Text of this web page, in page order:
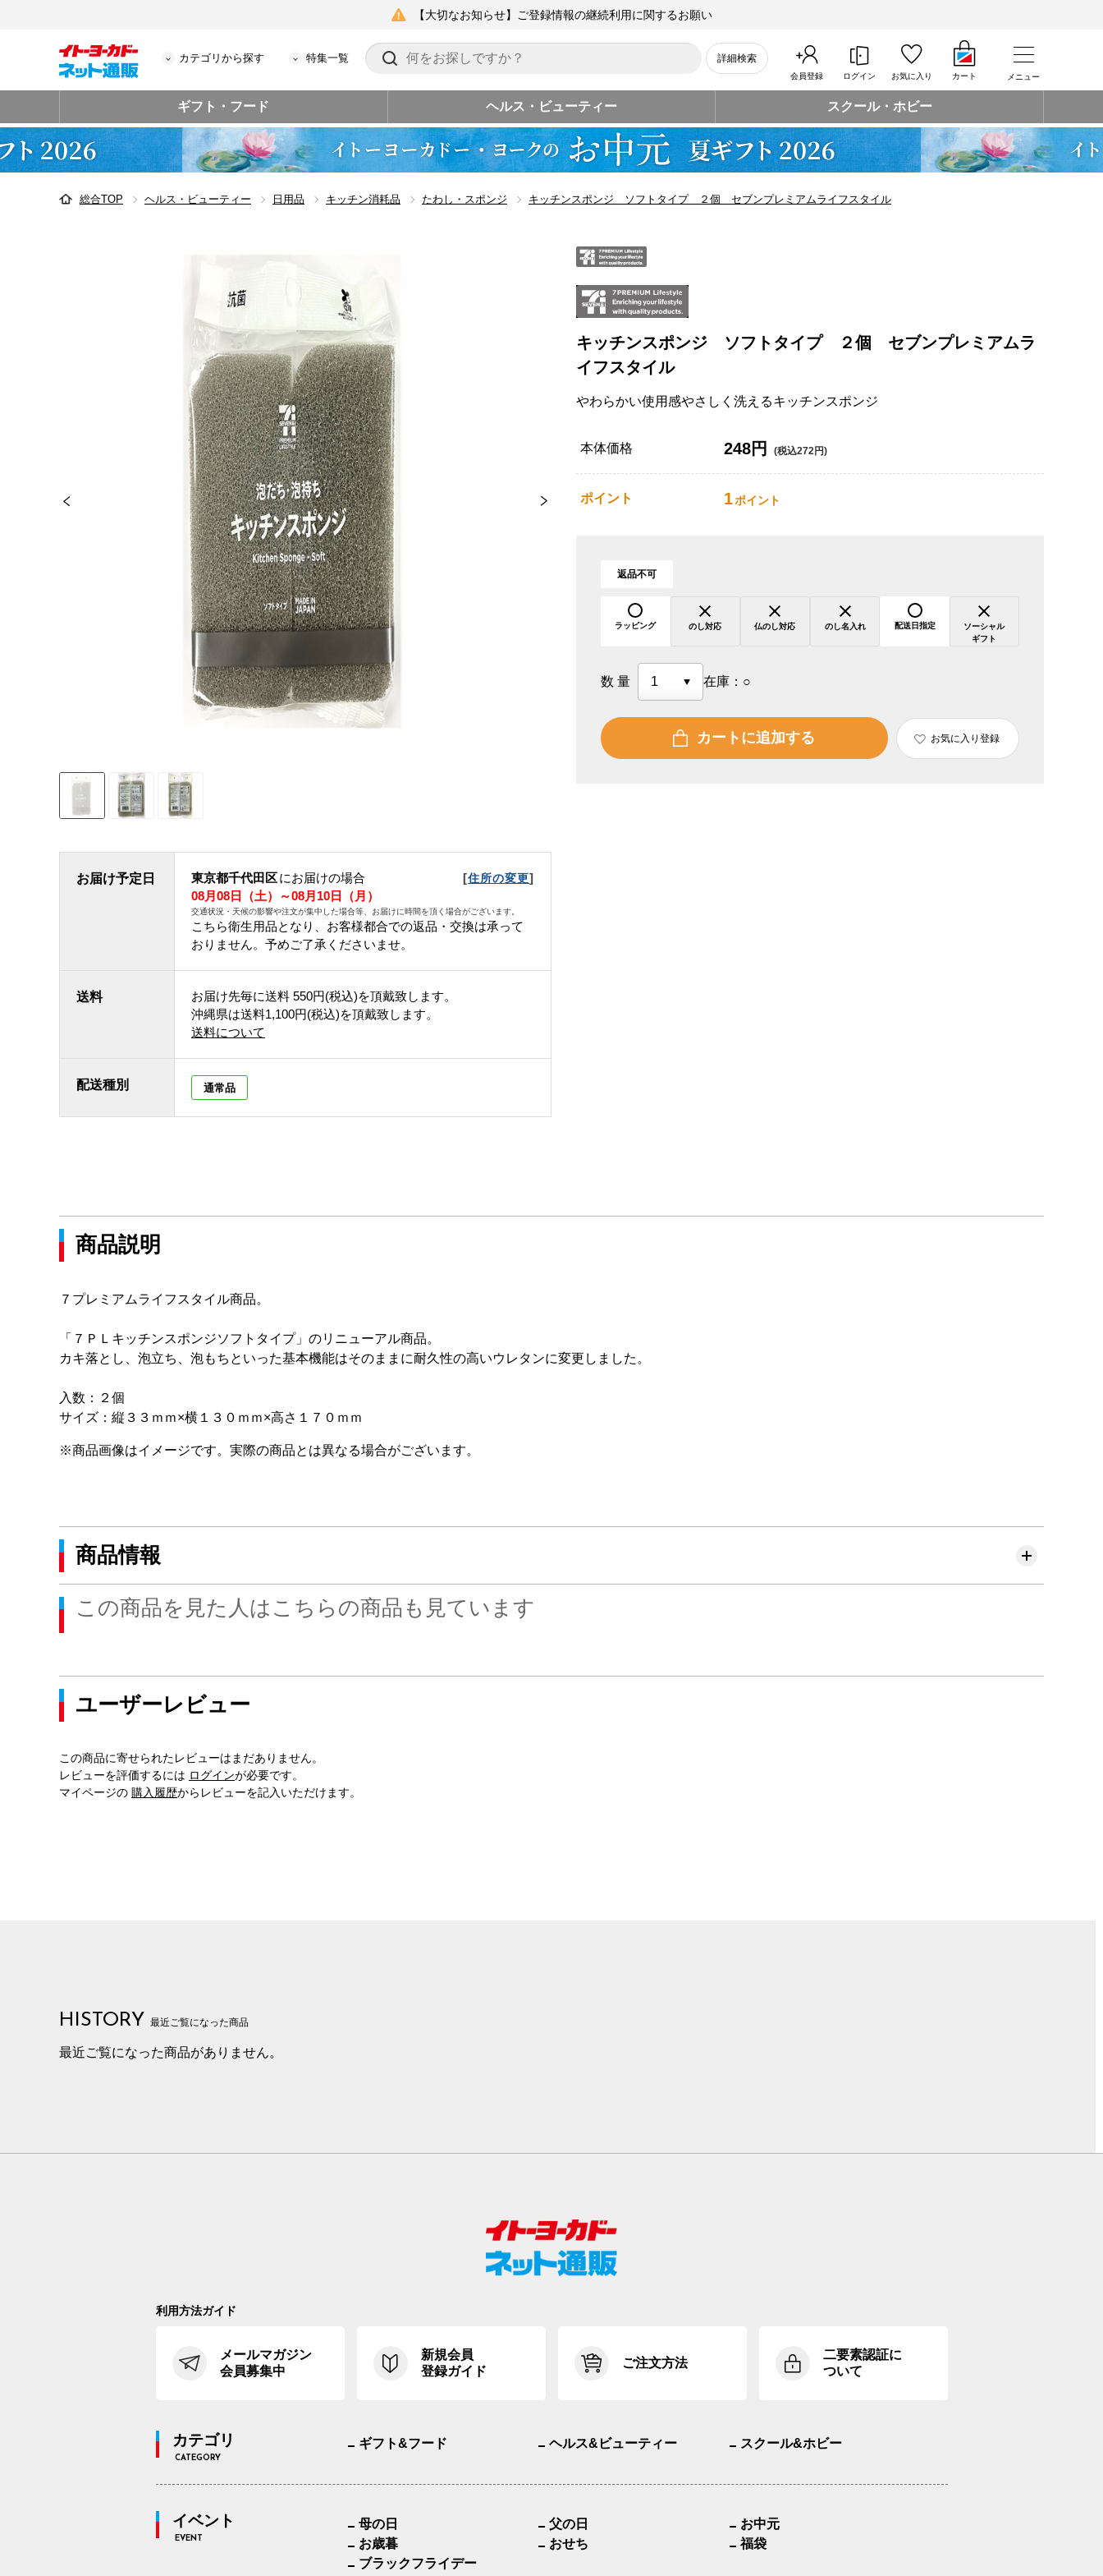
【大切なお知らせ】ご登録情報の継続利用に関するお願い
カテゴリから探す 特集一覧 詳細検索
会員登録 ログイン お気に入り カート メニュー
ギフト・フード ヘルス・ビューティー スクール・ホビー
総合TOP ヘルス・ビューティー 日用品 キッチン消耗品 たわし・スポンジ キッチンスポンジ ソフトタイプ ２個 セブンプレミアムライフスタイル
お届け予定日 東京都千代田区にお届けの場合 [住所の変更]
08月08日（土）～08月10日（月）
交通状況・天候の影響や注文が集中した場合等、お届けに時間を頂く場合がございます。
こちら衛生用品となり、お客様都合での返品・交換は承って
おりません。予めご了承くださいませ。
送料 お届け先毎に送料 550円(税込)を頂戴致します。
沖縄県は送料1,100円(税込)を頂戴致します。
送料について
配送種別 通常品
キッチンスポンジ ソフトタイプ ２個 セブンプレミアムラ
イフスタイル
やわらかい使用感やさしく洗えるキッチンスポンジ
本体価格 248円 (税込272円)
ポイント 1ポイント
返品不可
ラッピング のし対応 仏のし対応 のし名入れ 配送日指定
ソーシャル
ギフト
数量 在庫： ○
カートに追加する お気に入り登録
商品説明
７プレミアムライフスタイル商品。
「７ＰＬキッチンスポンジソフトタイプ」のリニューアル商品。
カキ落とし、泡立ち、泡もちといった基本機能はそのままに耐久性の高いウレタンに変更しました。
入数：２個
サイズ：縦３３ｍｍ×横１３０ｍｍ×高さ１７０ｍｍ
※商品画像はイメージです。実際の商品とは異なる場合がございます。
商品情報
この商品を見た人はこちらの商品も見ています
ユーザーレビュー
この商品に寄せられたレビューはまだありません。
レビューを評価するには ログインが必要です。
マイページの 購入履歴からレビューを記入いただけます。
HISTORY 最近ご覧になった商品
最近ご覧になった商品がありません。
利用方法ガイド
メールマガジン
会員募集中
新規会員
登録ガイド
ご注文方法
二要素認証に
ついて
カテゴリ
CATEGORY
ギフト&フード ヘルス&ビューティー スクール&ホビー
イベント
EVENT
母の日 父の日
お中元
お歳暮
おせち
福袋
ブラックフライデー